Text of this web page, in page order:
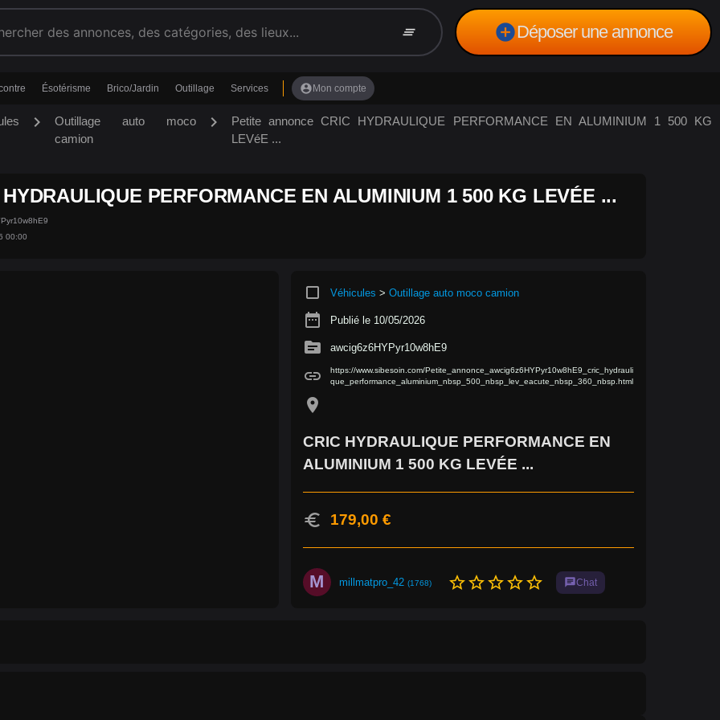
clear_all add_circleDéposer une annonce
Ésotérisme Brico/Jardin Outillage Services account_circle Mon compte
chevron_right
Outillage auto moco
camion
chevron_right
Petite annonce CRIC HYDRAULIQUE PERFORMANCE EN ALUMINIUM 1 500 KG
LEVéE ...
PERFORMANCE EN ALUMINIUM 1 500 KG LEVÉE ...
00:00
crop_square Véhicules > Outillage auto moco camion
date_range Publié le 10/05/2026
source awcig6z6HYPyr10w8hE9
link
https://www.sibesoin.com/Petite_annonce_awcig6z6HYPyr10w8hE9_cric_hydrauli
que_performance_aluminium_nbsp_500_nbsp_lev_eacute_nbsp_360_nbsp.html
location_on
CRIC HYDRAULIQUE PERFORMANCE EN
ALUMINIUM 1 500 KG LEVÉE ...
euro 179,00 €
M millmatpro_42 (1768) star_borderstar_borderstar_borderstar_borderstar_border chatChat